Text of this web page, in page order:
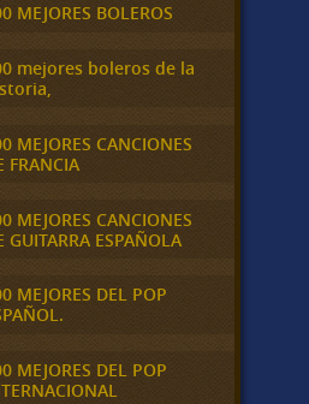
MEJORES BOLEROS
mejores boleros de la
MEJORES CANCIONES
FRANCIA
MEJORES CANCIONES
GUITARRA ESPAÑOLA
MEJORES DEL POP
MEJORES DEL POP